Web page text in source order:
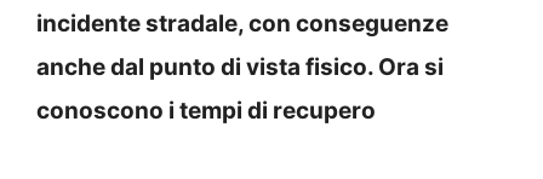
incidente stradale, con conseguenze
anche dal punto di vista fisico. Ora si
conoscono i tempi di recupero